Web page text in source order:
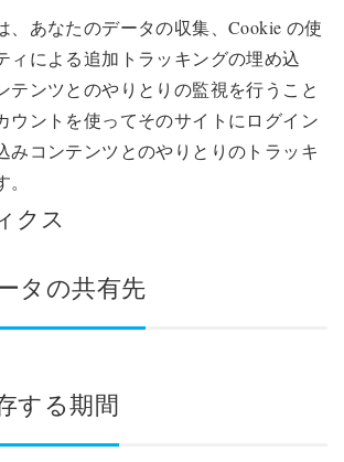
、あなたのデータの収集、Cookie の使
ィによる追加トラッキングの埋め込
テンツとのやりとりの監視を行うこと
ウントを使ってそのサイトにログイン
みコンテンツとのやりとりのトラッキ
クス
タの共有先
する期間